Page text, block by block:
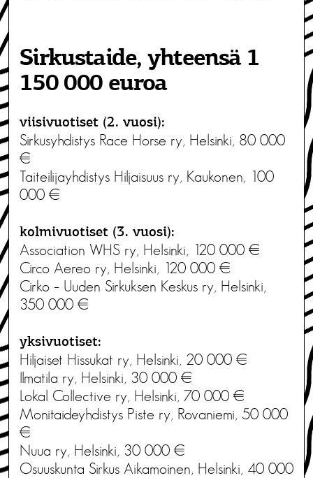
Sirkustaide, yhteensä 1
150 000 euroa
viisivuotiset (2. vuosi):
Sirkusyhdistys Race Horse ry, Helsinki, 80 000
€
Taiteilijayhdistys Hiljaisuus ry, Kaukonen, 100
000 €
kolmivuotiset (3. vuosi):
Association WHS ry, Helsinki, 120 000 €
Circo Aereo ry, Helsinki, 120 000 €
Cirko – Uuden Sirkuksen Keskus ry, Helsinki,
350 000 €
yksivuotiset:
Hiljaiset Hissukat ry, Helsinki, 20 000 €
Ilmatila ry, Helsinki, 30 000 €
Lokal Collective ry, Helsinki, 70 000 €
Monitaideyhdistys Piste ry, Rovaniemi, 50 000
€
Nuua ry, Helsinki, 30 000 €
Osuuskunta Sirkus Aikamoinen, Helsinki, 40 000